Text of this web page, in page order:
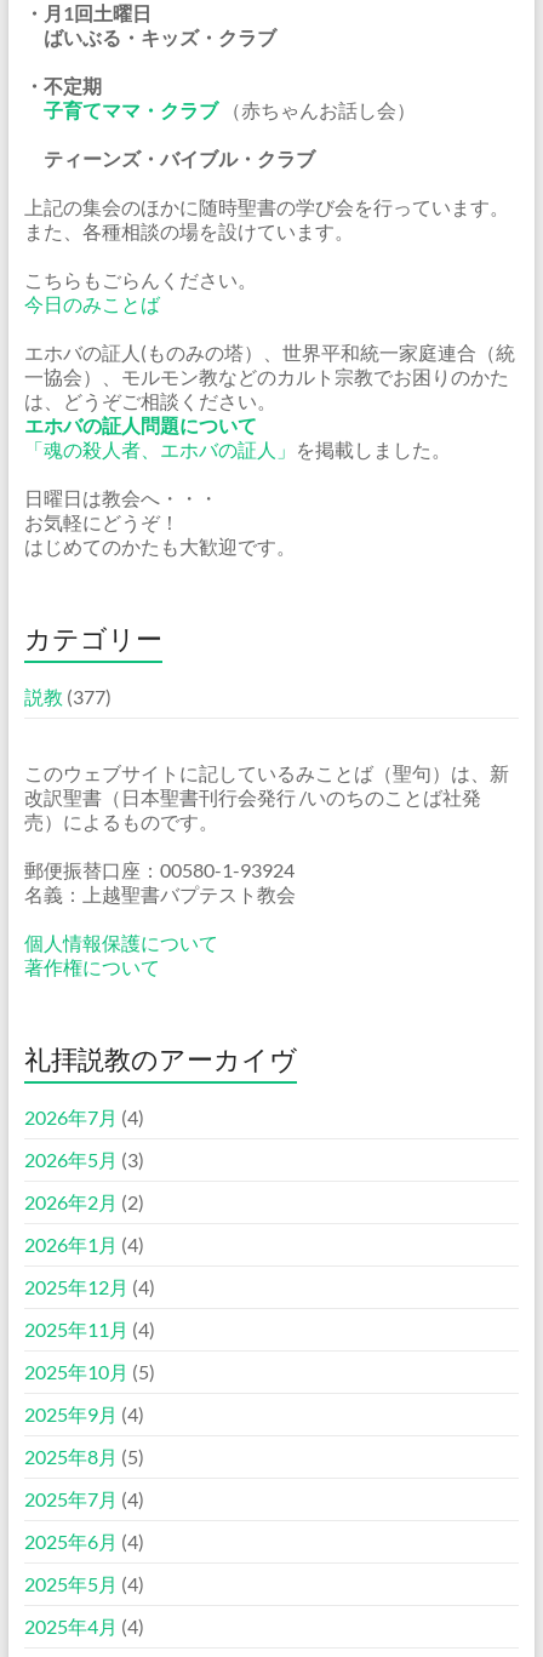
・月1回土曜日
ばいぶる・キッズ・クラブ
・不定期
子育てママ・クラブ（赤ちゃんお話し会）
ティーンズ・バイブル・クラブ
上記の集会のほかに随時聖書の学び会を行っています。
また、各種相談の場を設けています。
こちらもごらんください。
今日のみことば
エホバの証人(ものみの塔）、世界平和統一家庭連合（統
一協会）、モルモン教などのカルト宗教でお困りのかた
は、どうぞご相談ください。
エホバの証人問題について
「魂の殺人者、エホバの証人」 を掲載しました。
日曜日は教会へ・・・
お気軽にどうぞ！
はじめてのかたも大歓迎です。
カテゴリー
説教 (377)
このウェブサイトに記しているみことば（聖句）は、新
改訳聖書（日本聖書刊行会発行 /いのちのことば社発
売）によるものです。
郵便振替口座：00580-1-93924
名義：上越聖書バプテスト教会
個人情報保護について
著作権について
礼拝説教のアーカイヴ
2026年7月 (4)
2026年5月 (3)
2026年2月 (2)
2026年1月 (4)
2025年12月 (4)
2025年11月 (4)
2025年10月 (5)
2025年9月 (4)
2025年8月 (5)
2025年7月 (4)
2025年6月 (4)
2025年5月 (4)
2025年4月 (4)